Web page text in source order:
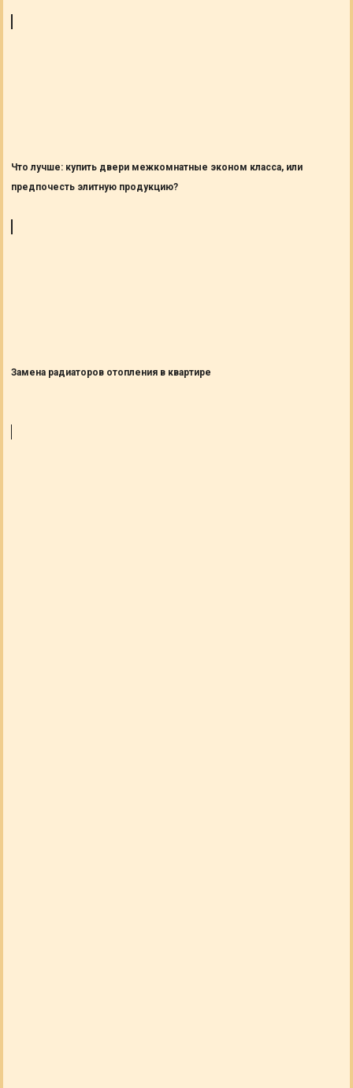
Что лучше: купить двери межкомнатные эконом класса, или
предпочесть элитную продукцию?
Замена радиаторов отопления в квартире